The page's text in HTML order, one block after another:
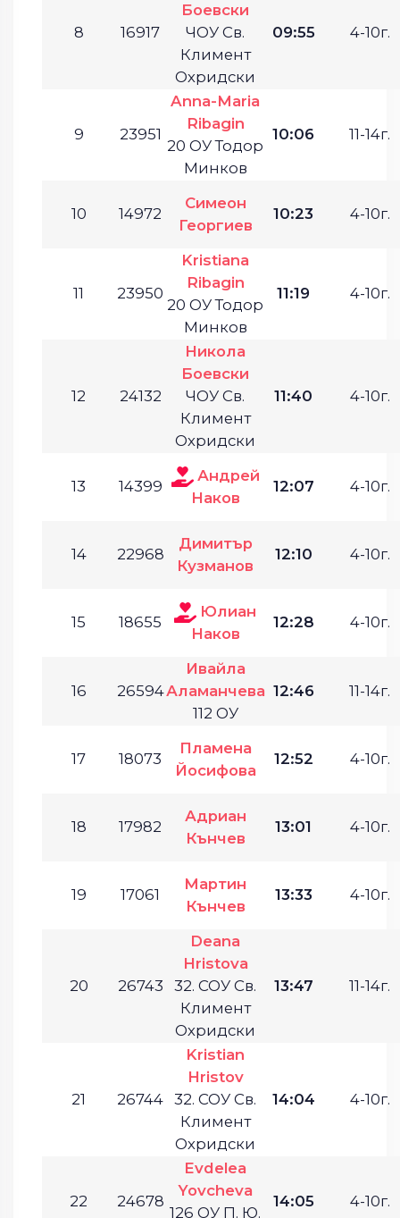
8 16917
Боевски
ЧОУ Св.
Климент
Охридски
09:55 4-10г.
9 23951
Anna-Maria
Ribagin
20 ОУ Тодор
Минков
10:06 11-14г.
10 14972
Симеон
Георгиев
10:23 4-10г.
11 23950
Kristiana
Ribagin
20 ОУ Тодор
Минков
11:19 4-10г.
12 24132
Никола
Боевски
ЧОУ Св.
Климент
Охридски
11:40 4-10г.
13 14399
Андрей
Наков
12:07 4-10г.
14 22968
Димитър
Кузманов
12:10 4-10г.
15 18655
Юлиан
Наков
12:28 4-10г.
16 26594
Ивайла
Аламанчева
112 ОУ
12:46 11-14г.
17 18073
Пламена
Йосифова
12:52 4-10г.
18 17982
Адриан
Кънчев
13:01 4-10г.
19 17061
Мартин
Кънчев
13:33 4-10г.
20 26743
Deana
Hristova
32. СОУ Св.
Климент
Охридски
13:47 11-14г.
21 26744
Kristian
Hristov
32. СОУ Св.
Климент
Охридски
14:04 4-10г.
22 24678
Evdelea
Yovcheva
126 ОУ П. Ю.
14:05 4-10г.